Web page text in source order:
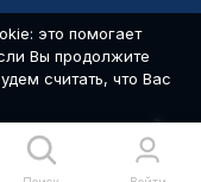
это помогает
Вы продолжите
считать, что Вас